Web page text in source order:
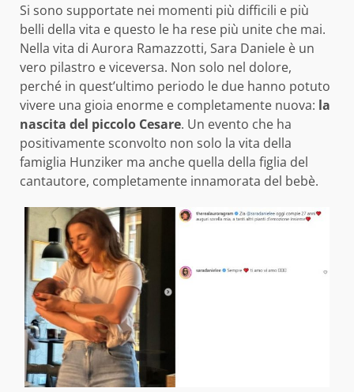
Si sono supportate nei momenti più difficili e più
belli della vita e questo le ha rese più unite che mai.
Nella vita di Aurora Ramazzotti, Sara Daniele è un
vero pilastro e viceversa. Non solo nel dolore,
perché in quest’ultimo periodo le due hanno potuto
vivere una gioia enorme e completamente nuova: la
nascita del piccolo Cesare. Un evento che ha
positivamente sconvolto non solo la vita della
famiglia Hunziker ma anche quella della figlia del
cantautore, completamente innamorata del bebè.